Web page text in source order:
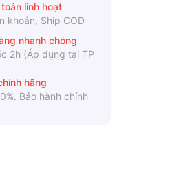
linh hoạt
khoản, Ship COD
nhanh chóng
2h (Áp dụng tại TP
hãng
Bảo hành chính